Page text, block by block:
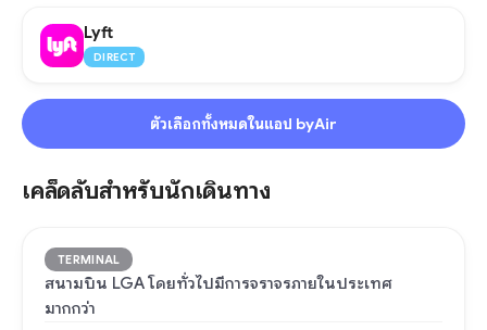
Lyft
DIRECT
ตัวเลือกทั้งหมดในแอป byAir
เคล็ดลับสำหรับนักเดินทาง
TERMINAL
สนามบิน LGA โดยทั่วไปมีการจราจรภายในประเทศ
มากกว่า